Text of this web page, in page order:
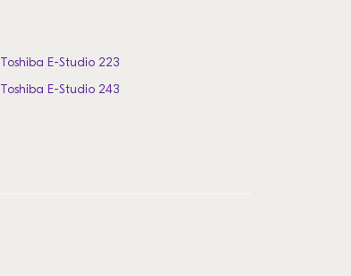
Toshiba E-Studio 223
Toshiba E-Studio 243